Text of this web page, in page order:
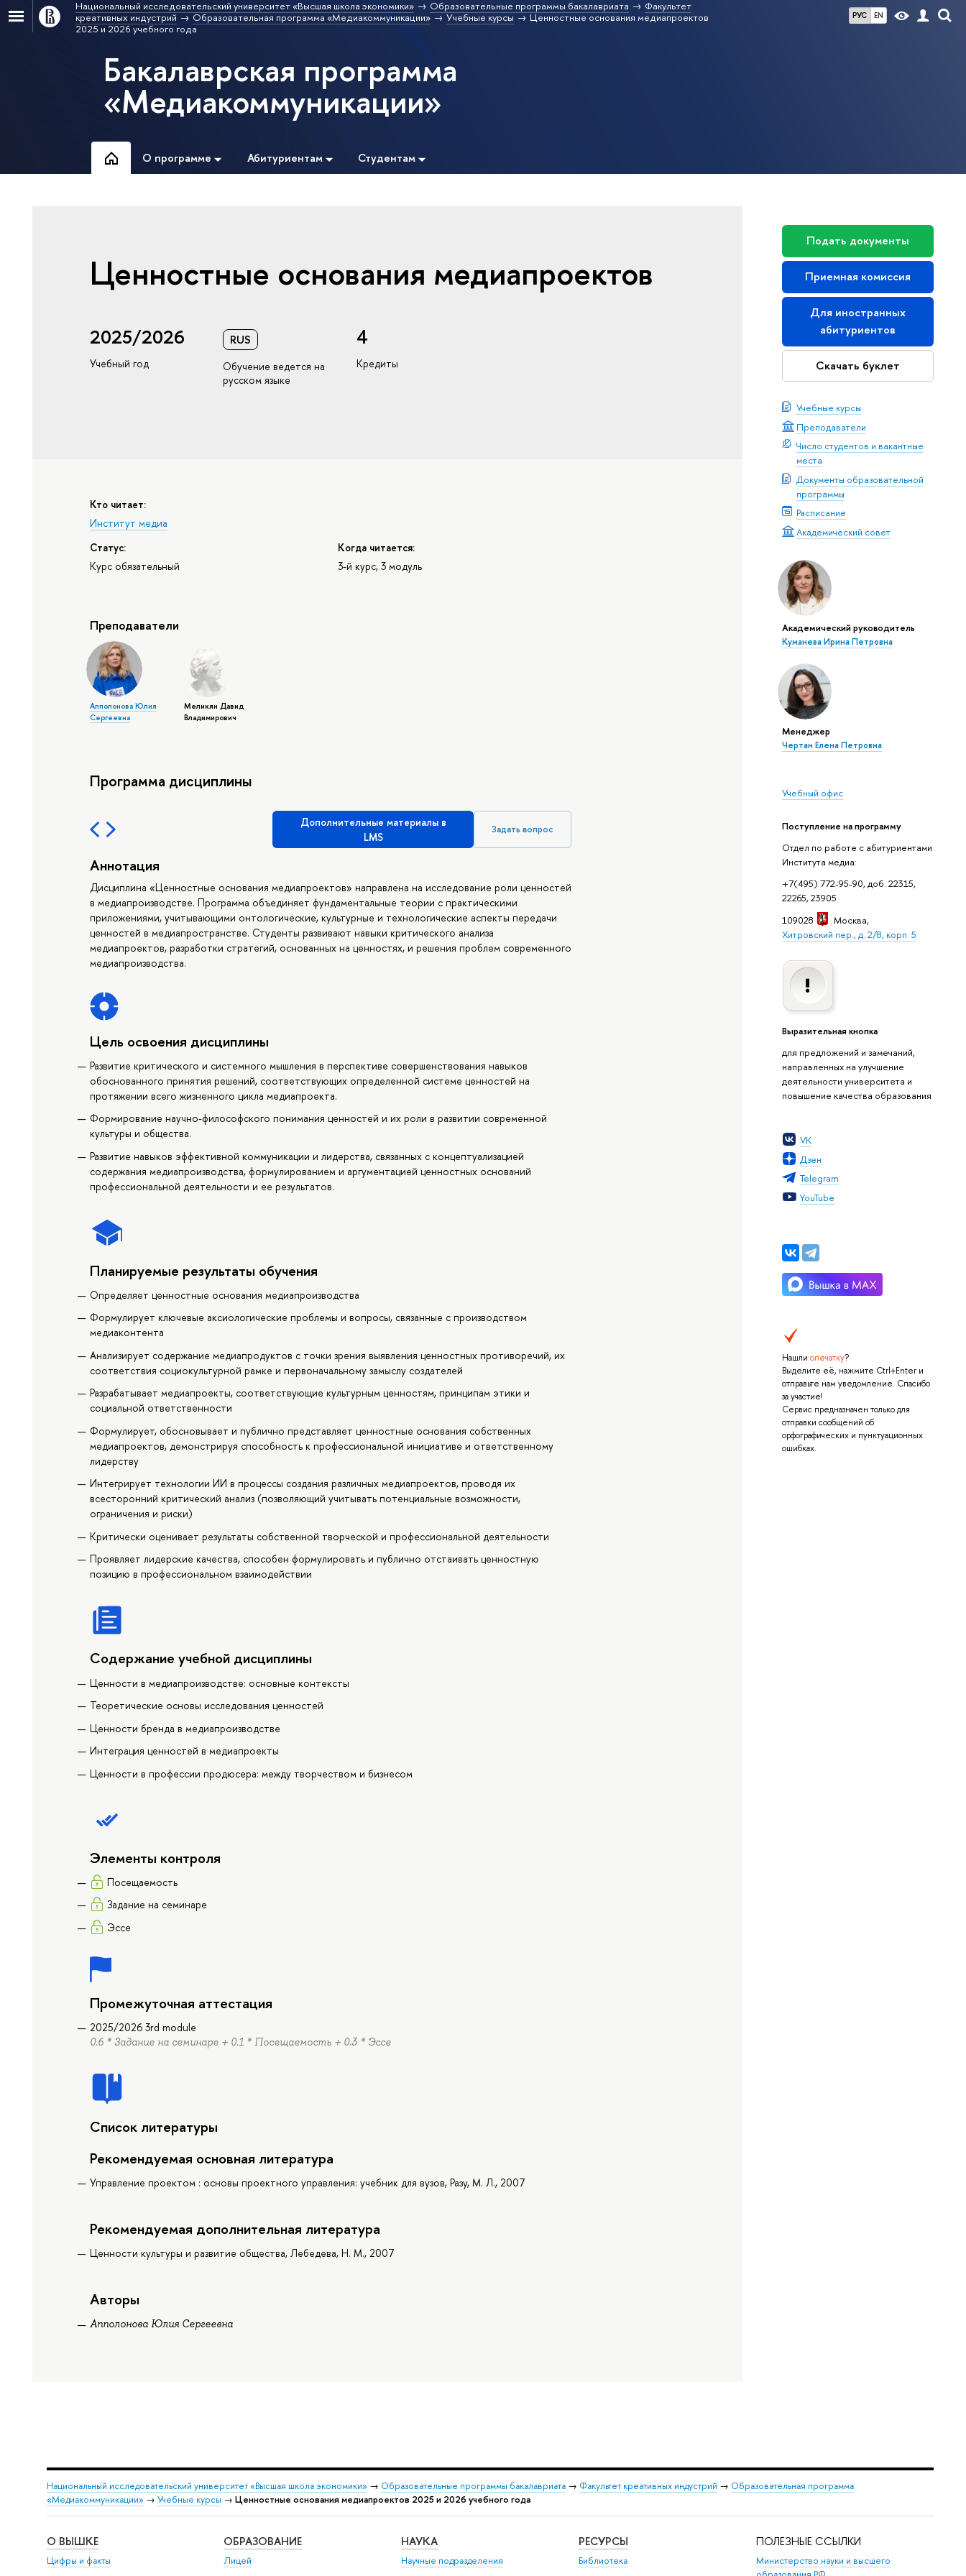
РУС EN
Национальный исследовательский университет «Высшая школа экономики» Образовательные программы бакалавриата
Факультет
креативных индустрий
Образовательная программа «Медиакоммуникации» Учебные курсы
Ценностные основания медиапроектов
2025 и 2026 учебного года
Бакалаврская программа
«Медиакоммуникации»
О программе Абитуриентам Студентам
Подать документы
Приемная комиссия
Для иностранных
абитуриентов
Скачать буклет
Учебные курсы
Преподаватели
Число студентов и вакантные
места
Документы образовательной
программы
Расписание
Академический совет
Академический руководитель
Куманева Ирина Петровна
Менеджер
Чертан Елена Петровна
Учебный офис
Поступление на программу
Отдел по работе с абитуриентами
Института медиа:
+7(495) 772-95-90, доб. 22315,
22265, 23905
109028
Москва,
Хитровский пер., д. 2/8, корп. 5
Выразительная кнопка
для предложений и замечаний,
направленных на улучшение
деятельности университета и
повышение качества образования
VK
Дзен
Telegram
YouTube
Нашли опечатку?
Выделите её, нажмите Ctrl+Enter и
отправьте нам уведомление. Спасибо
за участие!
Сервис предназначен только для
отправки сообщений об
орфографических и пунктуационных
ошибках.
Ценностные основания медиапроектов
2025/2026
Учебный год
RUS
Обучение ведется на
русском языке
4
Кредиты
Кто читает:
Институт медиа
Статус:
Курс обязательный
Когда читается:
3-й курс, 3 модуль
Преподаватели
Апполонова Юлия
Сергеевна
Меликян Давид
Владимирович
Программа дисциплины
Дополнительные материалы в
LMS
Задать вопрос
Аннотация
Дисциплина «Ценностные основания медиапроектов» направлена на исследование роли ценностей
в медиапроизводстве. Программа объединяет фундаментальные теории с практическими
приложениями, учитывающими онтологические, культурные и технологические аспекты передачи
ценностей в медиапространстве. Студенты развивают навыки критического анализа
медиапроектов, разработки стратегий, основанных на ценностях, и решения проблем современного
медиапроизводства.
Цель освоения дисциплины
Развитие критического и системного мышления в перспективе совершенствования навыков
обоснованного принятия решений, соответствующих определенной системе ценностей на
протяжении всего жизненного цикла медиапроекта.
Формирование научно-философского понимания ценностей и их роли в развитии современной
культуры и общества.
Развитие навыков эффективной коммуникации и лидерства, связанных с концептуализацией
содержания медиапроизводства, формулированием и аргументацией ценностных оснований
профессиональной деятельности и ее результатов.
Планируемые результаты обучения
Определяет ценностные основания медиапроизводства
Формулирует ключевые аксиологические проблемы и вопросы, связанные с производством
медиаконтента
Анализирует содержание медиапродуктов с точки зрения выявления ценностных противоречий, их
соответствия социокультурной рамке и первоначальному замыслу создателей
Разрабатывает медиапроекты, соответствующие культурным ценностям, принципам этики и
социальной ответственности
Формулирует, обосновывает и публично представляет ценностные основания собственных
медиапроектов, демонстрируя способность к профессиональной инициативе и ответственному
лидерству
Интегрирует технологии ИИ в процессы создания различных медиапроектов, проводя их
всесторонний критический анализ (позволяющий учитывать потенциальные возможности,
ограничения и риски)
Критически оценивает результаты собственной творческой и профессиональной деятельности
Проявляет лидерские качества, способен формулировать и публично отстаивать ценностную
позицию в профессиональном взаимодействии
Содержание учебной дисциплины
Ценности в медиапроизводстве: основные контексты
Теоретические основы исследования ценностей
Ценности бренда в медиапроизводстве
Интеграция ценностей в медиапроекты
Ценности в профессии продюсера: между творчеством и бизнесом
Элементы контроля
Посещаемость
Задание на семинаре
Эссе
Промежуточная аттестация
2025/2026 3rd module
0.6 * Задание на семинаре + 0.1 * Посещаемость + 0.3 * Эссе
Список литературы
Рекомендуемая основная литература
Управление проектом : основы проектного управления: учебник для вузов, Разу, М. Л., 2007
Рекомендуемая дополнительная литература
Ценности культуры и развитие общества, Лебедева, Н. М., 2007
Авторы
Апполонова Юлия Сергеевна
Национальный исследовательский университет «Высшая школа экономики» → Образовательные программы бакалавриата→ Факультет креативных индустрий → Образовательная программа
«Медиакоммуникации» → Учебные курсы → Ценностные основания медиапроектов 2025 и 2026 учебного года
О ВЫШКЕ
Цифры и факты
ОБРАЗОВАНИЕ
Лицей
НАУКА
Научные подразделения
РЕСУРСЫ
Библиотека
ПОЛЕЗНЫЕ ССЫЛКИ
Министерство науки и высшего